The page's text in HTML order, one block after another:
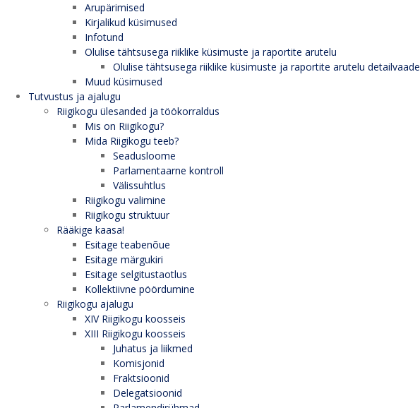
Arupärimised
Kirjalikud küsimused
Infotund
Olulise tähtsusega riiklike küsimuste ja raportite arutelu
Olulise tähtsusega riiklike küsimuste ja raportite arutelu detailvaade
Muud küsimused
Tutvustus ja ajalugu
Riigikogu ülesanded ja töökorraldus
Mis on Riigikogu?
Mida Riigikogu teeb?
Seadusloome
Parlamentaarne kontroll
Välissuhtlus
Riigikogu valimine
Riigikogu struktuur
Rääkige kaasa!
Esitage teabenõue
Esitage märgukiri
Esitage selgitustaotlus
Kollektiivne pöördumine
Riigikogu ajalugu
XIV Riigikogu koosseis
XIII Riigikogu koosseis
Juhatus ja liikmed
Komisjonid
Fraktsioonid
Delegatsioonid